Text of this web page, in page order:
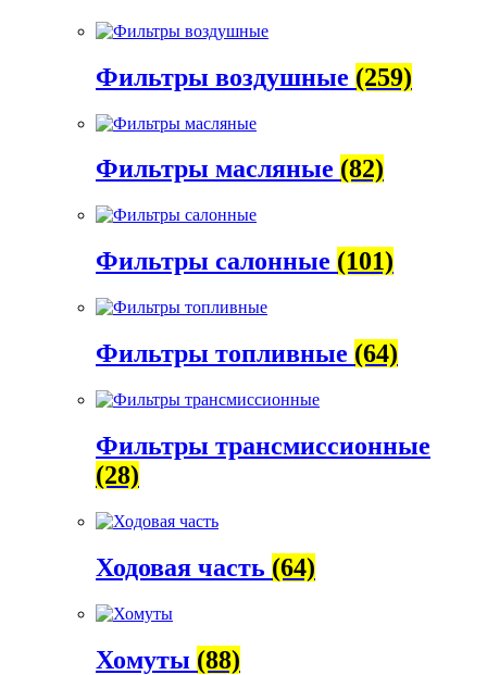
Фильтры воздушные (259)
Фильтры масляные (82)
Фильтры салонные (101)
Фильтры топливные (64)
Фильтры трансмиссионные
(28)
Ходовая часть (64)
Хомуты (88)